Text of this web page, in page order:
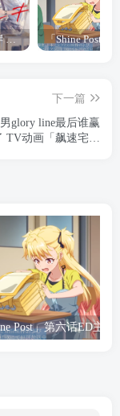
经典杯子蛋糕 佐岸 漫画「经典杯子蛋糕」宣布真人日剧化
下一篇
glory line最后谁赢
TV动画「飙速宅男